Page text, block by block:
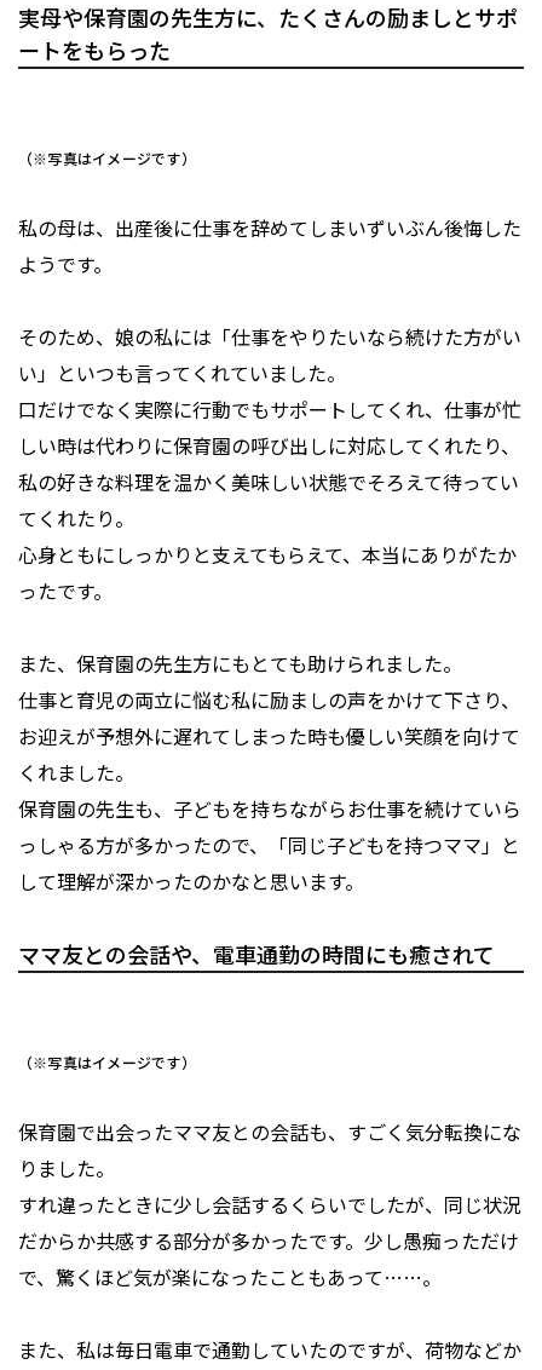
実母や保育園の先生方に、たくさんの励ましとサポ
ートをもらった
（※写真はイメージです）
私の母は、出産後に仕事を辞めてしまいずいぶん後悔した
ようです。
そのため、娘の私には「仕事をやりたいなら続けた方がい
い」といつも言ってくれていました。
口だけでなく実際に行動でもサポートしてくれ、仕事が忙
しい時は代わりに保育園の呼び出しに対応してくれたり、
私の好きな料理を温かく美味しい状態でそろえて待ってい
てくれたり。
心身ともにしっかりと支えてもらえて、本当にありがたか
ったです。
また、保育園の先生方にもとても助けられました。
仕事と育児の両立に悩む私に励ましの声をかけて下さり、
お迎えが予想外に遅れてしまった時も優しい笑顔を向けて
くれました。
保育園の先生も、子どもを持ちながらお仕事を続けていら
っしゃる方が多かったので、「同じ子どもを持つママ」と
して理解が深かったのかなと思います。
ママ友との会話や、電車通勤の時間にも癒されて
（※写真はイメージです）
保育園で出会ったママ友との会話も、すごく気分転換にな
りました。
すれ違ったときに少し会話するくらいでしたが、同じ状況
だからか共感する部分が多かったです。少し愚痴っただけ
で、驚くほど気が楽になったこともあって……。
また、私は毎日電車で通勤していたのですが、荷物などか